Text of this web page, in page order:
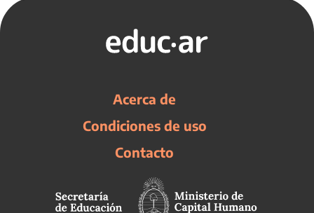
Acerca de
Condiciones de uso
Contacto